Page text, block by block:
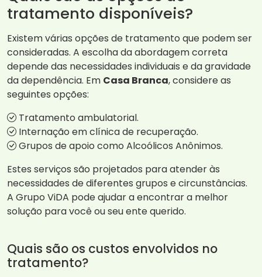
tratamento disponíveis?
Existem várias opções de tratamento que podem ser
consideradas. A escolha da abordagem correta
depende das necessidades individuais e da gravidade
da dependência. Em Casa Branca, considere as
seguintes opções:
Tratamento ambulatorial.
Internação em clínica de recuperação.
Grupos de apoio como Alcoólicos Anônimos.
Estes serviços são projetados para atender às
necessidades de diferentes grupos e circunstâncias.
A Grupo ViDA pode ajudar a encontrar a melhor
solução para você ou seu ente querido.
Quais são os custos envolvidos no
tratamento?